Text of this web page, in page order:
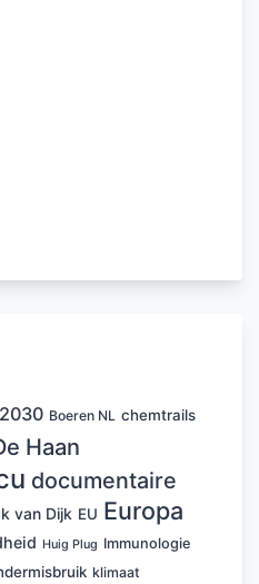
Boeren NL chemtrails
Haan
documentaire
van Dijk EU Europa
Huig Plug Immunologie
klimaat